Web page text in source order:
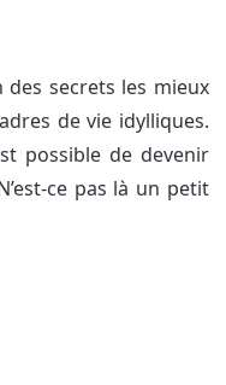
des secrets les mieux
de vie idylliques.
possible de devenir
ce pas là un petit